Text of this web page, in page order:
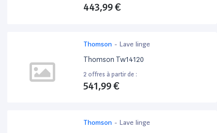
443,99 €
Thomson - Lave linge
Thomson Tw14120
2 offres à partir de :
541,99 €
Thomson - Lave linge